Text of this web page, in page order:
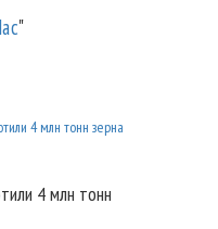
"
4 млн тонн